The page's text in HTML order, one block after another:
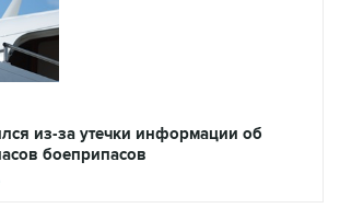
из-за утечки информации об
боеприпасов